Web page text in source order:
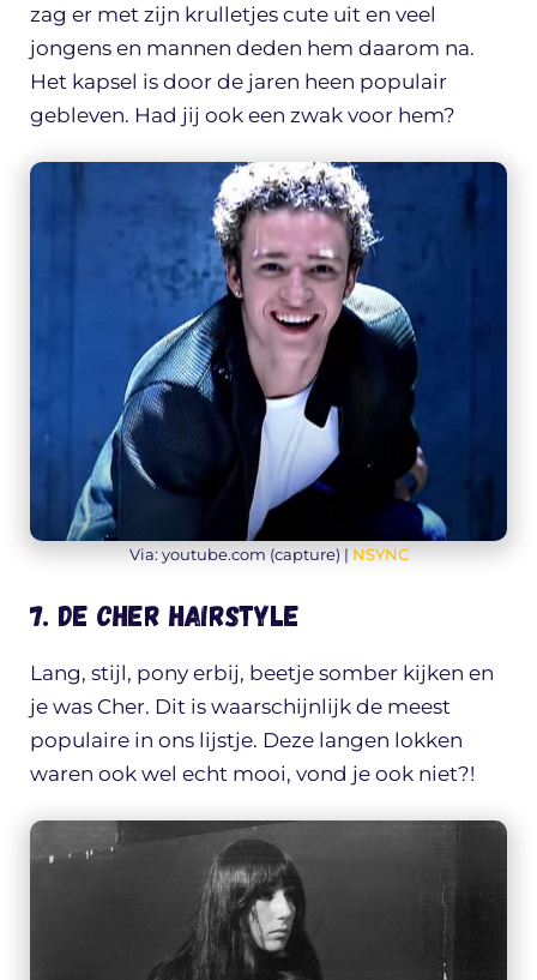
zag er met zijn krulletjes cute uit en veel
jongens en mannen deden hem daarom na.
Het kapsel is door de jaren heen populair
gebleven. Had jij ook een zwak voor hem?
Via: youtube.com (capture) | NSYNC
7. De Cher hairstyle
Lang, stijl, pony erbij, beetje somber kijken en
je was Cher. Dit is waarschijnlijk de meest
populaire in ons lijstje. Deze langen lokken
waren ook wel echt mooi, vond je ook niet?!